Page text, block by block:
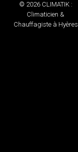
© 2026 CLIMATIK :
Climaticien &
Chauffagiste à Hyères